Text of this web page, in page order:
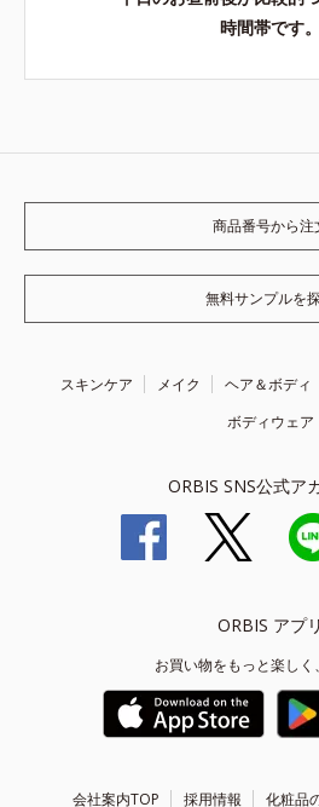
時間帯です。
商品番号から注
無料サンプルを
スキンケア メイク ヘア＆ボディ
ボディウェア
ORBIS SNS公式ア
ORBIS アプリ
お買い物をもっと楽しく
会社案内TOP 採用情報 化粧品